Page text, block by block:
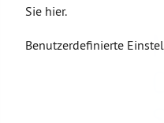
Sie hier.
Benutzerdefinierte